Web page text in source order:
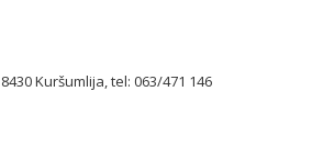
Kuršumlija, tel: 063/471 146